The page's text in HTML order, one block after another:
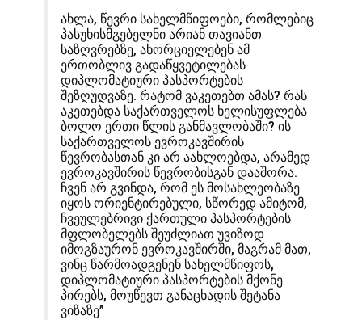
ახლა, წევრი სახელმწიფოები, რომლებიც
პასუხისმგებელნი არიან თავიანთ
საზღვრებზე, ახორციელებენ ამ
ერთობლივ გადაწყვეტილებას
დიპლომატიური პასპორტების
შეზღუდვაზე. რატომ ვაკეთებთ ამას? რას
აკეთებდა საქართველოს ხელისუფლება
ბოლო ერთი წლის განმავლობაში? ის
საქართველოს ევროკავშირის
წევრობასთან კი არ აახლოებდა, არამედ
ევროკავშირის წევრობისგან დააშორა.
ჩვენ არ გვინდა, რომ ეს მოსახლეობაზე
იყოს ორიენტირებული, სწორედ ამიტომ,
ჩვეულებრივი ქართული პასპორტების
მფლობელებს შეუძლიათ უვიზოდ
იმოგზაურონ ევროკავშირში, მაგრამ მათ,
ვინც წარმოადგენენ სახელმწიფოს,
დიპლომატიური პასპორტების მქონე
პირებს, მოუწევთ განაცხადის შეტანა
ვიზაზე”